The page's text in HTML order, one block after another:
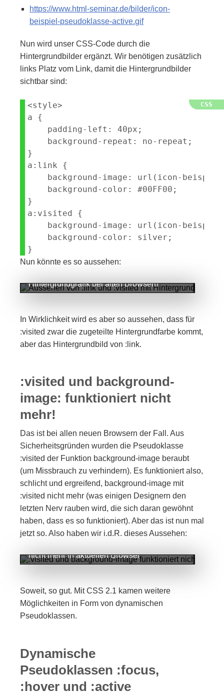
https://www.html-seminar.de/bilder/icon-
beispiel-pseudoklasse-active.gif
Nun wird unser CSS-Code durch die
Hintergrundbilder ergänzt. Wir benötigen zusätzlich
links Platz vom Link, damit die Hintergrundbilder
sichtbar sind:
<style>
a {
    padding-left: 40px;
    background-repeat: no-repeat;
}
a:link {
background-image: url(icon-
    background-color: #00FF00;
}
a:visited {
background-image: url(icon-
    background-color: silver;
Nun könnte es so aussehen:
Hintergrundgrafik bei alten Browsern
In Wirklichkeit wird es aber so aussehen, dass für
:visited zwar die zugeteilte Hintergrundfarbe kommt,
aber das Hintergrundbild von :link.
:visited und background-
image: funktioniert nicht
mehr!
Das ist bei allen neuen Browsern der Fall. Aus
Sicherheitsgründen wurden die Pseudoklasse
:visited der Funktion background-image beraubt
(um Missbrauch zu verhindern). Es funktioniert also,
schlicht und ergreifend, background-image mit
:visited nicht mehr (was einigen Designern den
letzten Nerv rauben wird, die sich daran gewöhnt
haben, dass es so funktioniert). Aber das ist nun mal
jetzt so. Also haben wir i.d.R. dieses Aussehen:
nicht mehr in aktuellen Browser
Soweit, so gut. Mit CSS 2.1 kamen weitere
Möglichkeiten in Form von dynamischen
Pseudoklassen.
Dynamische
Pseudoklassen :focus,
:hover und :active